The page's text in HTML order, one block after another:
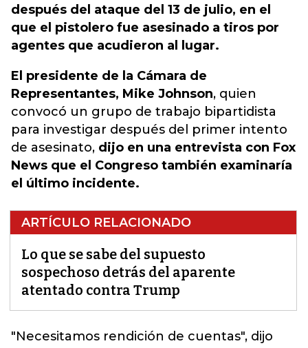
después del ataque del 13 de julio, en el
que el pistolero fue asesinado a tiros por
agentes que acudieron al lugar.
El presidente de la Cámara de
Representantes, Mike Johnson, quien
convocó un grupo de trabajo bipartidista
para investigar después del primer intento
de asesinato, dijo en una entrevista con Fox
News que el Congreso también examinaría
el último incidente.
ARTÍCULO RELACIONADO
Lo que se sabe del supuesto
sospechoso detrás del aparente
atentado contra Trump
"Necesitamos rendición de cuentas", dijo